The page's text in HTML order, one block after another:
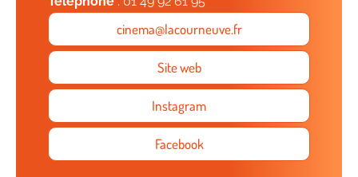
cinema@lacourneuve.fr
Site web
Instagram
Facebook